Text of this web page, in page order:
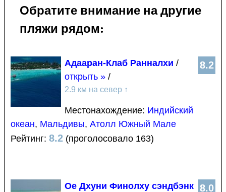
Обратите внимание на другие
пляжи рядом:
8.2
Адааран-Клаб Ранналхи /
открыть » /
2.9 км на север ↑
Местонахождение: Индийский
океан, Мальдивы, Атолл Южный Мале
Рейтинг: 8.2 (проголосовало 163)
8.0
Ое Дхуни Финолху сэндбэнк